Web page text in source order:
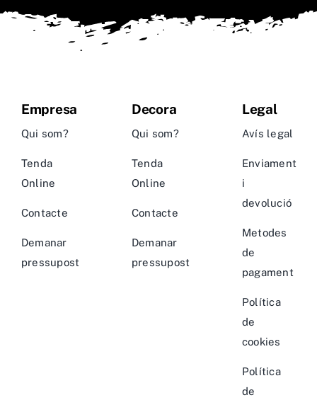
Empresa
Qui som?
Tenda
Online
Contacte
Demanar
pressupost
Decora
Qui som?
Tenda
Online
Contacte
Demanar
pressupost
Legal
Avís legal
Enviament
i
devolució
Metodes
de
pagament
Política
de
cookies
Política
de